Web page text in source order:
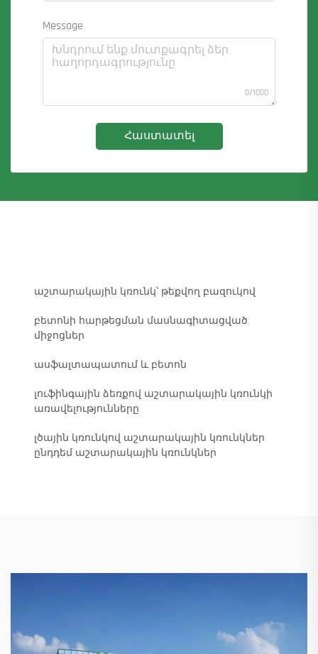
Message
0/1000
Հաստատել
աշտարակային կռունկ՝ թեքվող բազուկով
բետոնի հարթեցման մասնագիտացված
միջոցներ
ասֆալտապատում և բետոն
լուֆինգային ձեռքով աշտարակային կռունկի
առավելությունները
լծային կռունկով աշտարակային կռունկներ
ընդդեմ աշտարակային կռունկներ